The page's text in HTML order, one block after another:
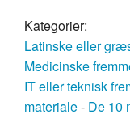
Kategorier:
Latinske eller
Medicinske
IT eller teknisk
materiale- De 10